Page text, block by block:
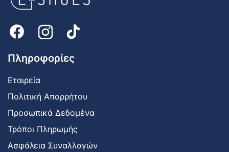
Πληροφορίες
Εταιρεία
Πολιτική Απορρήτου
Προσωπικά Δεδομένα
Τρόποι Πληρωμής
Ασφάλεια Συναλλαγών